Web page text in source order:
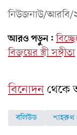
নিউজনাউ/আরবি/
আরও পড়ুন:
বিজয়ের স্ত্রী সঙ্গীতা
বিনোদন
বলিউড শাহরুখ